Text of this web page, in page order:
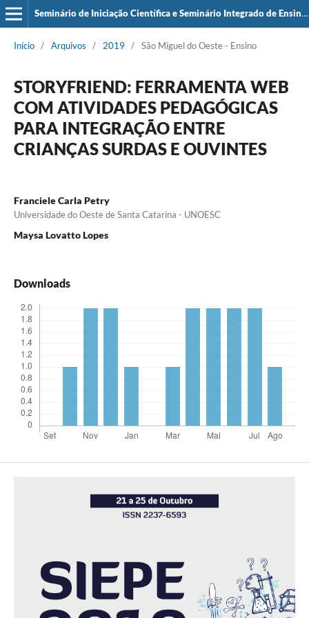
Seminário de Iniciação Científica e Seminário Integrado de Ensino, Pesquisa e Extensão (SIEPE)
Início / Arquivos / 2019 / São Miguel do Oeste - Ensino
STORYFRIEND: FERRAMENTA WEB
COM ATIVIDADES PEDAGÓGICAS
PARA INTEGRAÇÃO ENTRE
CRIANÇAS SURDAS E OUVINTES
Franciele Carla Petry
Universidade do Oeste de Santa Catarina - UNOESC
Maysa Lovatto Lopes
Downloads